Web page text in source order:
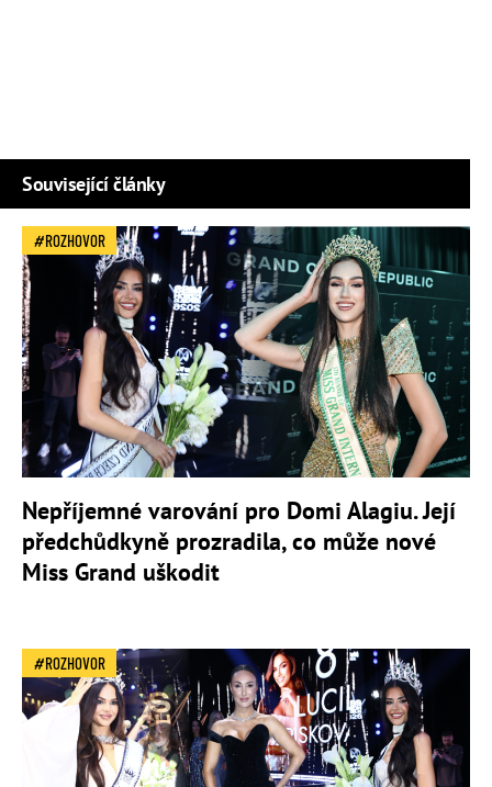
Související články
ROZHOVOR
Nepříjemné varování pro Domi Alagiu. Její
předchůdkyně prozradila, co může nové
Miss Grand uškodit
ROZHOVOR